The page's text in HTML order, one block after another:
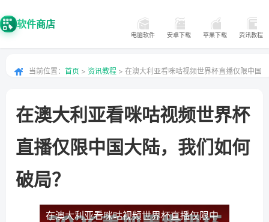
软件商店
电脑软件 安卓下载 苹果下载 资讯教程
当前位置： 首页 > 资讯教程 > 在澳大利亚看咪咕视频世界杯直播仅限中国
在澳大利亚看咪咕视频世界杯
直播仅限中国大陆，我们如何
破局？
在澳大利亚看咪咕视频世界杯直播仅限中